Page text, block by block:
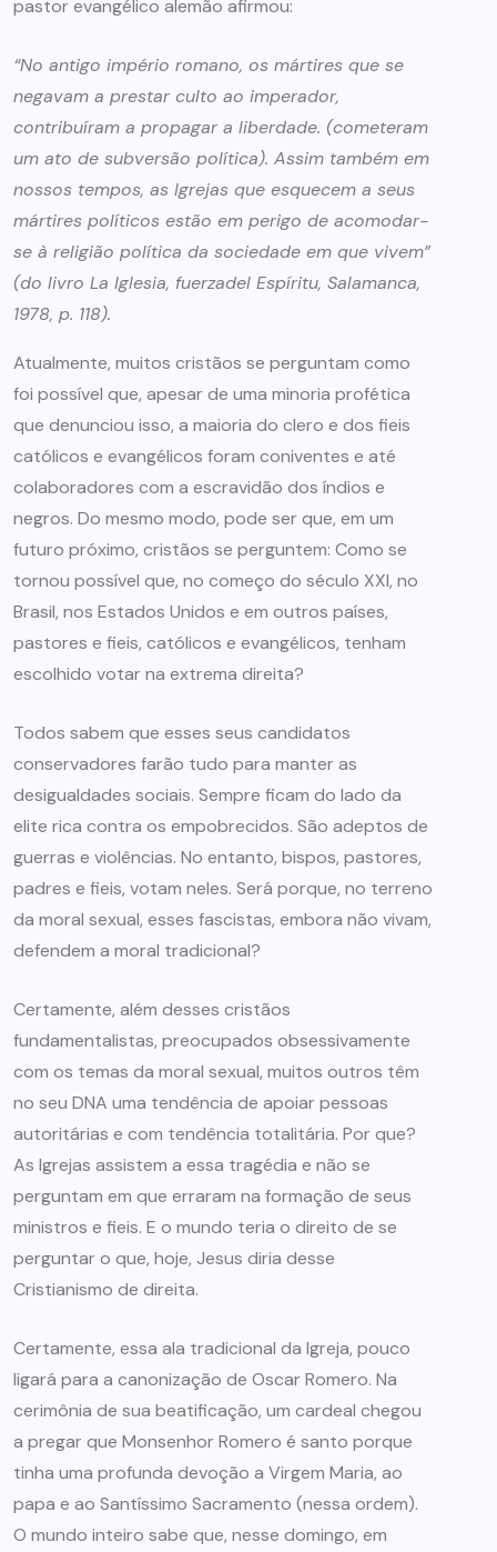
pastor evangélico alemão afirmou:
“No antigo império romano, os mártires que se
negavam a prestar culto ao imperador,
contribuíram a propagar a liberdade. (cometeram
um ato de subversão política). Assim também em
nossos tempos, as Igrejas que esquecem a seus
mártires políticos estão em perigo de acomodar-
se à religião política da sociedade em que vivem”
(do livro La Iglesia, fuerzadel Espíritu, Salamanca,
1978, p. 118).
Atualmente, muitos cristãos se perguntam como
foi possível que, apesar de uma minoria profética
que denunciou isso, a maioria do clero e dos fieis
católicos e evangélicos foram coniventes e até
colaboradores com a escravidão dos índios e
negros. Do mesmo modo, pode ser que, em um
futuro próximo, cristãos se perguntem: Como se
tornou possível que, no começo do século XXI, no
Brasil, nos Estados Unidos e em outros países,
pastores e fieis, católicos e evangélicos, tenham
escolhido votar na extrema direita?
Todos sabem que esses seus candidatos
conservadores farão tudo para manter as
desigualdades sociais. Sempre ficam do lado da
elite rica contra os empobrecidos. São adeptos de
guerras e violências. No entanto, bispos, pastores,
padres e fieis, votam neles. Será porque, no terreno
da moral sexual, esses fascistas, embora não vivam,
defendem a moral tradicional?
Certamente, além desses cristãos
fundamentalistas, preocupados obsessivamente
com os temas da moral sexual, muitos outros têm
no seu DNA uma tendência de apoiar pessoas
autoritárias e com tendência totalitária. Por que?
As Igrejas assistem a essa tragédia e não se
perguntam em que erraram na formação de seus
ministros e fieis. E o mundo teria o direito de se
perguntar o que, hoje, Jesus diria desse
Cristianismo de direita.
Certamente, essa ala tradicional da Igreja, pouco
ligará para a canonização de Oscar Romero. Na
cerimônia de sua beatificação, um cardeal chegou
a pregar que Monsenhor Romero é santo porque
tinha uma profunda devoção a Virgem Maria, ao
papa e ao Santíssimo Sacramento (nessa ordem).
O mundo inteiro sabe que, nesse domingo, em